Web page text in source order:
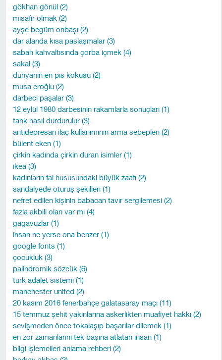
gökhan gönül (2)
misafir olmak (2)
ayşe begüm onbaşı (2)
dar alanda kısa paslaşmalar (3)
sabah kahvaltısında çorba içmek (4)
sakal (3)
dünyanın en pis kokusu (2)
musa eroğlu (2)
darbeci paşalar (3)
12 eylül 1980 darbesinin rakamlarla sonuçları (1)
tank nasıl durdurulur (3)
antidepresan ilaç kullanımının arma sebepleri (2)
bülent eken (1)
çirkin kadında çirkin duran isimler (1)
ikea (3)
kadınların fal hususundaki büyük zaafı (2)
sandalyede oturuş şekilleri (1)
nefret edilen kişinin babacan tavır sergilemesi (2)
fazla akbili olan var mı (4)
gagavuzlar (1)
insan ne yerse ona benzer (1)
google fonts (1)
çocukluk (3)
palindromik sözcük (6)
türk adalet sistemi (1)
manchester united (2)
20 kasım 2016 fenerbahçe galatasaray maçı (11)
15 temmuz şehit yakınlarına askerlikten muafiyet hakkı (2)
sevişmeden önce tokalaşıp başarılar dilemek (1)
en zor zamanlarını tek başına atlatan insan (1)
bilgi işlemcileri anlama rehberi (2)